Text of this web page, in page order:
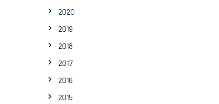
2020
2019
2018
2017
2016
2015